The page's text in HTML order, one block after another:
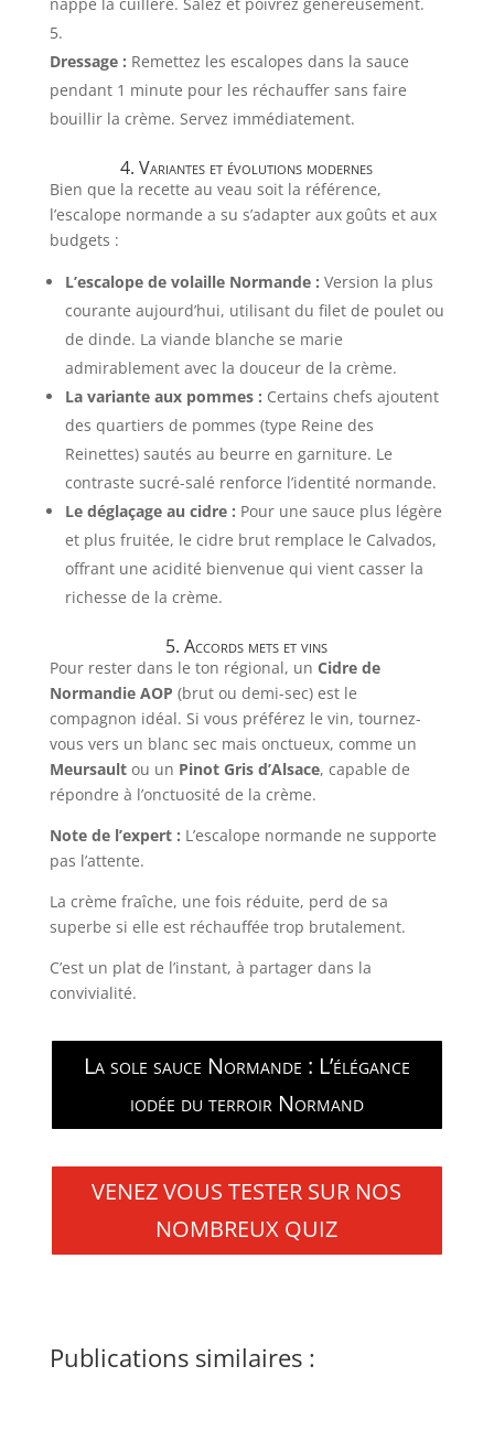
Dressage : Remettez les escalopes dans la sauce
pendant 1 minute pour les réchauffer sans faire
bouillir la crème. Servez immédiatement.
4. Variantes et évolutions modernes
Bien que la recette au veau soit la référence,
l’escalope normande a su s’adapter aux goûts et aux
budgets :
L’escalope de volaille Normande : Version la plus
courante aujourd’hui, utilisant du filet de poulet ou
de dinde. La viande blanche se marie
admirablement avec la douceur de la crème.
La variante aux pommes : Certains chefs ajoutent
des quartiers de pommes (type Reine des
Reinettes) sautés au beurre en garniture. Le
contraste sucré-salé renforce l’identité normande.
Le déglaçage au cidre : Pour une sauce plus légère
et plus fruitée, le cidre brut remplace le Calvados,
offrant une acidité bienvenue qui vient casser la
richesse de la crème.
5. Accords mets et vins
Pour rester dans le ton régional, un Cidre de
Normandie AOP (brut ou demi-sec) est le
compagnon idéal. Si vous préférez le vin, tournez-
vous vers un blanc sec mais onctueux, comme un
Meursaultou un Pinot Gris d’Alsace, capable de
répondre à l’onctuosité de la crème.
Note de l’expert : L’escalope normande ne supporte
pas l’attente.
La crème fraîche, une fois réduite, perd de sa
superbe si elle est réchauffée trop brutalement.
C’est un plat de l’instant, à partager dans la
convivialité.
La sole sauce Normande : L’élégance
iodée du terroir Normand
VENEZ VOUS TESTER SUR NOS
NOMBREUX QUIZ
Publications similaires :